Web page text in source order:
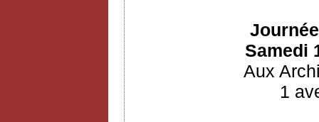
Samedi
Aux
1